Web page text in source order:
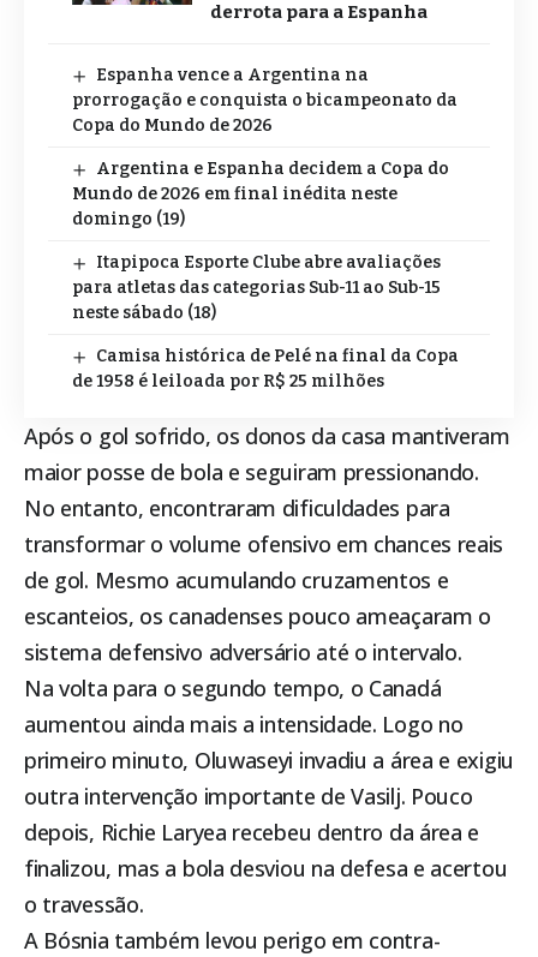
derrota para a Espanha
Espanha vence a Argentina na
prorrogação e conquista o bicampeonato da
Copa do Mundo de 2026
Argentina e Espanha decidem a Copa do
Mundo de 2026 em final inédita neste
domingo (19)
Itapipoca Esporte Clube abre avaliações
para atletas das categorias Sub-11 ao Sub-15
neste sábado (18)
Camisa histórica de Pelé na final da Copa
de 1958 é leiloada por R$ 25 milhões
Após o gol sofrido, os donos da casa mantiveram
maior posse de bola e seguiram pressionando.
No entanto, encontraram dificuldades para
transformar o volume ofensivo em chances reais
de gol. Mesmo acumulando cruzamentos e
escanteios, os canadenses pouco ameaçaram o
sistema defensivo adversário até o intervalo.
Na volta para o segundo tempo, o Canadá
aumentou ainda mais a intensidade. Logo no
primeiro minuto, Oluwaseyi invadiu a área e exigiu
outra intervenção importante de Vasilj. Pouco
depois, Richie Laryea recebeu dentro da área e
finalizou, mas a bola desviou na defesa e acertou
o travessão.
A Bósnia também levou perigo em contra-